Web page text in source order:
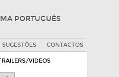
PORTUGUÊS
SUGESTÕES CONTACTOS
VIDEOS